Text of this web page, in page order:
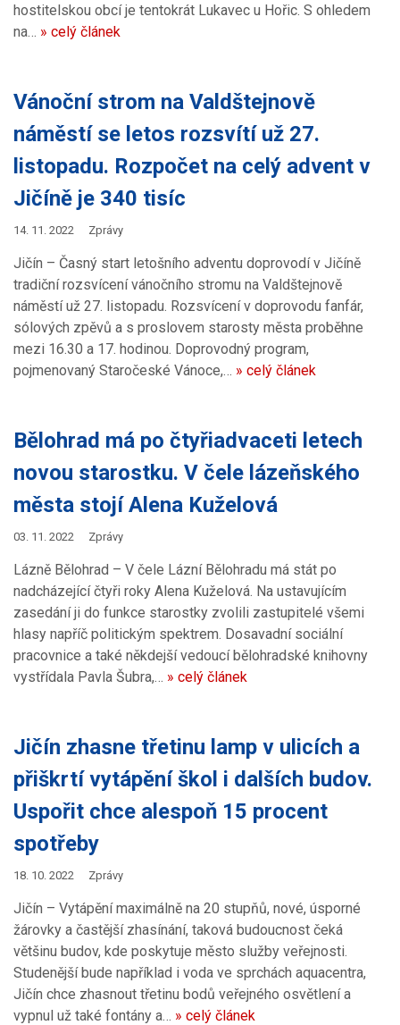
hostitelskou obcí je tentokrát Lukavec u Hořic. S ohledem
na… » celý článek
Vánoční strom na Valdštejnově
náměstí se letos rozsvítí už 27.
listopadu. Rozpočet na celý advent v
Jičíně je 340 tisíc
14. 11. 2022 Zprávy
Jičín – Časný start letošního adventu doprovodí v Jičíně
tradiční rozsvícení vánočního stromu na Valdštejnově
náměstí už 27. listopadu. Rozsvícení v doprovodu fanfár,
sólových zpěvů a s proslovem starosty města proběhne
mezi 16.30 a 17. hodinou. Doprovodný program,
pojmenovaný Staročeské Vánoce,… » celý článek
Bělohrad má po čtyřiadvaceti letech
novou starostku. V čele lázeňského
města stojí Alena Kuželová
03. 11. 2022 Zprávy
Lázně Bělohrad – V čele Lázní Bělohradu má stát po
nadcházející čtyři roky Alena Kuželová. Na ustavujícím
zasedání ji do funkce starostky zvolili zastupitelé všemi
hlasy napříč politickým spektrem. Dosavadní sociální
pracovnice a také někdejší vedoucí bělohradské knihovny
vystřídala Pavla Šubra,… » celý článek
Jičín zhasne třetinu lamp v ulicích a
přiškrtí vytápění škol i dalších budov.
Uspořit chce alespoň 15 procent
spotřeby
18. 10. 2022 Zprávy
Jičín – Vytápění maximálně na 20 stupňů, nové, úsporné
žárovky a častější zhasínání, taková budoucnost čeká
většinu budov, kde poskytuje město služby veřejnosti.
Studenější bude například i voda ve sprchách aquacentra,
Jičín chce zhasnout třetinu bodů veřejného osvětlení a
vypnul už také fontány a… » celý článek